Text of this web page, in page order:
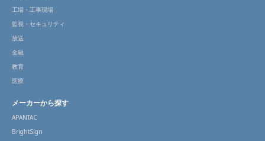
工場・工事現場
監視・セキュリティ
放送
金融
教育
医療
メーカーから探す
APANTAC
BrightSign